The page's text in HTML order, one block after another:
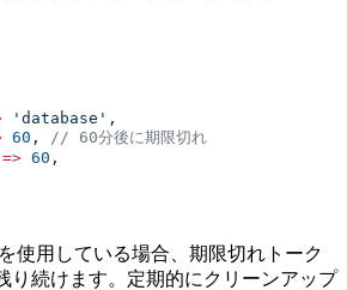
'database' ,
60 ,
// 60分後に期限切れ
=> 60 ,
使用している場合、期限切れトーク
り続けます。定期的にクリーンアップ